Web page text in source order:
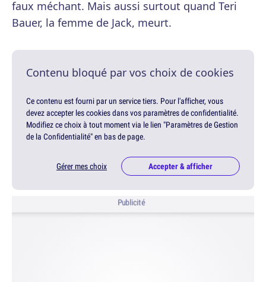
faux méchant. Mais aussi surtout quand Teri
Bauer, la femme de Jack, meurt.
Contenu bloqué par vos choix de cookies
Ce contenu est fourni par un service tiers. Pour l'afficher, vous
devez accepter les cookies dans vos paramètres de confidentialité.
Modifiez ce choix à tout moment via le lien "Paramètres de Gestion
de la Confidentialité" en bas de page.
Gérer mes choix Accepter & afficher
Publicité